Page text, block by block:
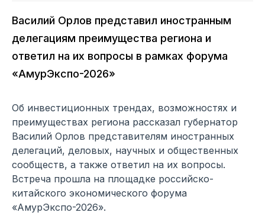
Василий Орлов представил иностранным
делегациям преимущества региона и
ответил на их вопросы в рамках форума
«АмурЭкспо-2026»
Об инвестиционных трендах, возможностях и
преимуществах региона рассказал губернатор
Василий Орлов представителям иностранных
делегаций, деловых, научных и общественных
сообществ, а также ответил на их вопросы.
Встреча прошла на площадке российско-
китайского экономического форума
«АмурЭкспо-2026».